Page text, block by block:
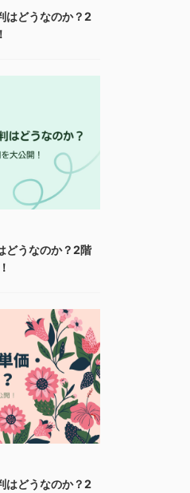
はどうなのか？2
どうなのか？2階
はどうなのか？2